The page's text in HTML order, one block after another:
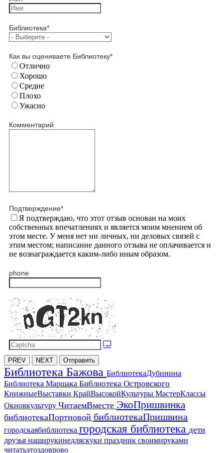
Библиотека*
Как вы оцениваете Библиотеку*
Отлично
Хорошо
Средне
Плохо
Ужасно
Комментарий
Подтверждение*
Я подтверждаю, что этот отзыв основан на моих
собственных впечатлениях и является моим мнением об
этом месте. У меня нет ни личных, ни деловых связей с
этим местом; написание данного отзыва не оплачивается и
не вознаграждается каким-либо иным образом.
phone
PREV NEXT Отправить
Библиотека Бажова БиблиотекаДубинина
Библиотека Маршака Библиотека Островского
КнижныеВыставки КрайВысокойКультуры МастерКлассы
Окновкультуру ЧитаемВместе ЭкоПришвинка
библиотекаПортновой библиотекаПришвина
городскаябиблиотека городская библиотека дети
друзья наширукинедляскуки праздник своимируками
читатьэтоздоврово